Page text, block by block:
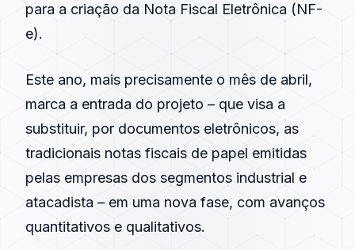
para a criação da Nota Fiscal Eletrônica (NF-
e).
Este ano, mais precisamente o mês de abril,
marca a entrada do projeto – que visa a
substituir, por documentos eletrônicos, as
tradicionais notas fiscais de papel emitidas
pelas empresas dos segmentos industrial e
atacadista – em uma nova fase, com avanços
quantitativos e qualitativos.